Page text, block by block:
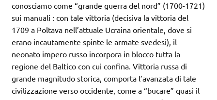
conosciamo come “grande guerra del nord” (1700-1721)
sui manuali : con tale vittoria (decisiva la vittoria del
1709 a Poltava nell’attuale Ucraina orientale, dove si
erano incautamente spinte le armate svedesi), il
neonato impero russo incorpora in blocco tutta la
regione del Baltico con cui confina. Vittoria russa di
grande magnitudo storica, comporta l’avanzata di tale
civilizzazione verso occidente, come a “bucare” quasi il